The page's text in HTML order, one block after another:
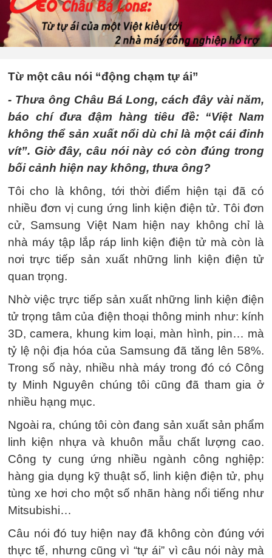
Từ một câu nói “động chạm tự ái”
- Thưa ông Châu Bá Long, cách đây vài năm,
báo chí đưa đậm hàng tiêu đề: “Việt Nam
không thể sản xuất nổi dù chỉ là một cái đinh
vít”. Giờ đây, câu nói này có còn đúng trong
bối cảnh hiện nay không, thưa ông?
Tôi cho là không, tới thời điểm hiện tại đã có
nhiều đơn vị cung ứng linh kiện điện tử. Tôi đơn
cử, Samsung Việt Nam hiện nay không chỉ là
nhà máy tập lắp ráp linh kiện điện tử mà còn là
nơi trực tiếp sản xuất những linh kiện điện tử
quan trọng.
Nhờ việc trực tiếp sản xuất những linh kiện điện
tử trọng tâm của điện thoại thông minh như: kính
3D, camera, khung kim loại, màn hình, pin… mà
tỷ lệ nội địa hóa của Samsung đã tăng lên 58%.
Trong số này, nhiều nhà máy trong đó có Công
ty Minh Nguyên chúng tôi cũng đã tham gia ở
nhiều hạng mục.
Ngoài ra, chúng tôi còn đang sản xuất sản phẩm
linh kiện nhựa và khuôn mẫu chất lượng cao.
Công ty cung ứng nhiều ngành công nghiệp:
hàng gia dụng kỹ thuật số, linh kiện điện tử, phụ
tùng xe hơi cho một số nhãn hàng nổi tiếng như
Mitsubishi…
Câu nói đó tuy hiện nay đã không còn đúng với
thực tế, nhưng cũng vì “tự ái” vì câu nói này mà